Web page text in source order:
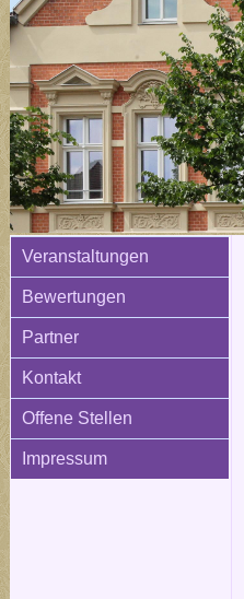
Veranstaltungen
Bewertungen
Partner
Kontakt
Offene Stellen
Impressum